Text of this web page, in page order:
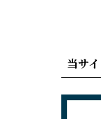
当サ